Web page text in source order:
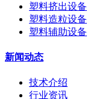
塑料挤出设备
塑料造粒设备
塑料辅助设备
新闻动态
技术介绍
行业资讯